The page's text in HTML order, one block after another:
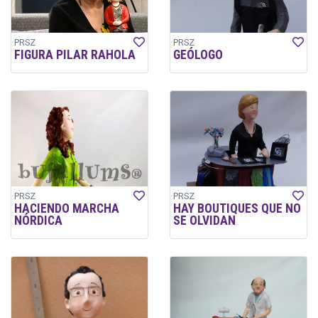
PRSZ
FIGURA PILAR RAHOLA
PRSZ
GEÓLOGO
PRSZ
HACIENDO MARCHA
NÓRDICA
PRSZ
HAY BOUTIQUES QUE NO
SE OLVIDAN